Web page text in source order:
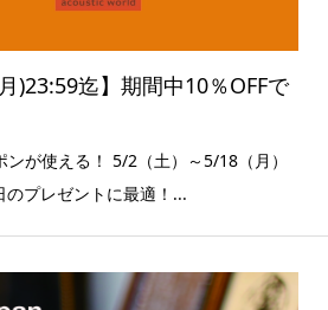
)23:59迄】期間中10％OFFで
ンが使える！ 5/2（土）～5/18（月）
のプレゼントに最適！...